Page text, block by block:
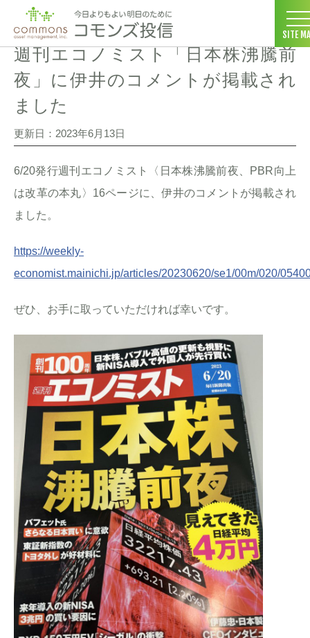
SITE
コモンズ投信 ホーム >メディア掲載 週刊エコノミスト「日本株
週刊エコノミスト「日本株沸騰前
夜」に伊井のコメントが掲載され
ました
更新日：2023年6月13日
6/20発行週刊エコノミスト〈日本株沸騰前夜、PBR向上
は改革の本丸〉16ページに、伊井のコメントが掲載され
ました。
https://weekly-
economist.mainichi.jp/articles/20230620/se1/00m/020/
ぜひ、お手に取っていただければ幸いです。